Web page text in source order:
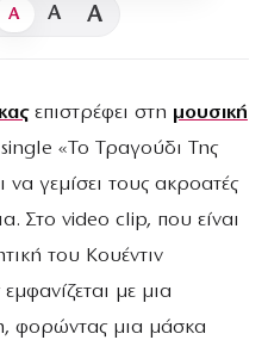
A A A
επιστρέφει στη μουσική
«Το Τραγούδι Της
γεμίσει τους ακροατές
Στο video clip, που είναι
του Κουέντιν
με μια
φορώντας μια μάσκα